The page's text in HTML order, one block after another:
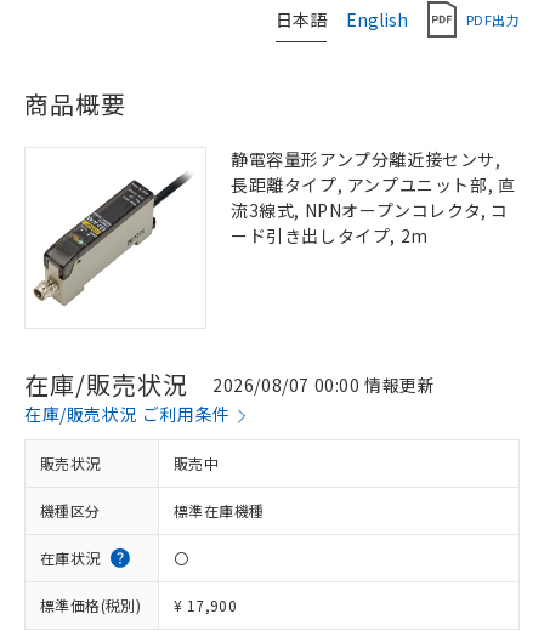
日本語 English PDF出力
商品概要
静電容量形アンプ分離近接センサ,
長距離タイプ, アンプユニット部, 直
流3線式, NPNオープンコレクタ, コ
ード引き出しタイプ, 2m
在庫/販売状況
2026/08/07 00:00 情報更新
在庫/販売状況 ご利用条件
販売状況 販売中
機種区分 標準在庫機種
在庫状況 〇
標準価格(税別) ¥ 17,900